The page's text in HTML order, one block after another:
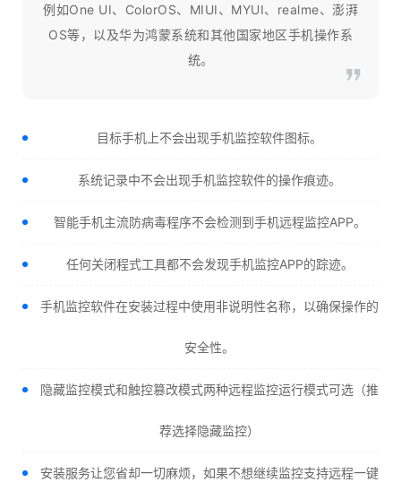
例如One UI、ColorOS、MIUI、MYUI、realme、澎湃
OS等，以及华为鸿蒙系统和其他国家地区手机操作系
统。
目标手机上不会出现手机监控软件图标。
系统记录中不会出现手机监控软件的操作痕迹。
智能手机主流防病毒程序不会检测到手机远程监控APP。
任何关闭程式工具都不会发现手机监控APP的踪迹。
手机监控软件在安装过程中使用非说明性名称，以确保操作的
安全性。
隐藏监控模式和触控篡改模式两种远程监控运行模式可选（推
荐选择隐藏监控）
安装服务让您省却一切麻烦，如果不想继续监控支持远程一键